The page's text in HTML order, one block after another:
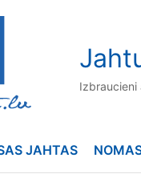
Izbraucieni
JAHTAS